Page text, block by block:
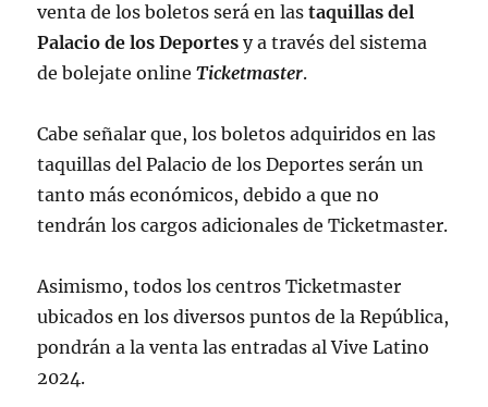
venta de los boletos será en las taquillas del
Palacio de los Deportes y a través del sistema
de bolejate onlineTicketmaster.
Cabe señalar que, los boletos adquiridos en las
taquillas del Palacio de los Deportes serán un
tanto más económicos, debido a que no
tendrán los cargos adicionales de Ticketmaster.
Asimismo, todos los centros Ticketmaster
ubicados en los diversos puntos de la República,
pondrán a la venta las entradas al Vive Latino
2024.